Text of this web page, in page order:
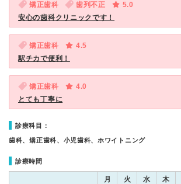
矯正歯科 歯列不正
5.0
安心の歯科クリニックです！
矯正歯科
4.5
駅チカで便利！
矯正歯科
4.0
とても丁寧に
診療科目：
歯科、矯正歯科、小児歯科、ホワイトニング
診療時間
月 火 水 木